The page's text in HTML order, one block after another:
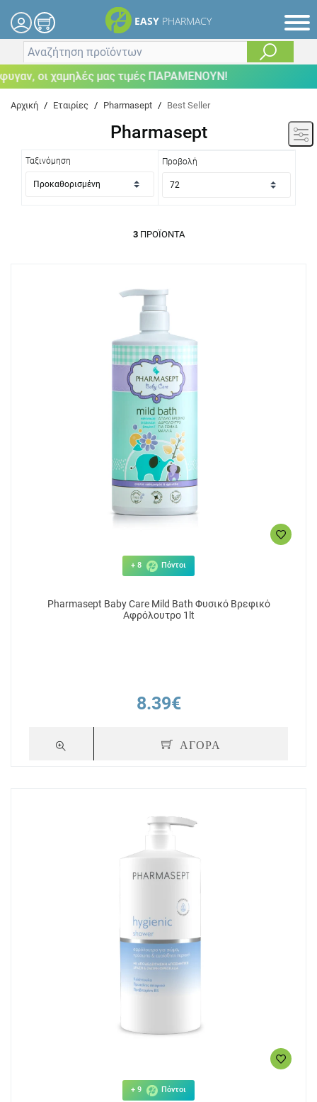
EASY PHARMACY
οι χαμηλές μας τιμές ΠΑΡΑΜΕΝΟΥΝ!
Αρχική / Εταιρίες / Pharmasept / Best Seller
Pharmasept
Ταξινόμηση Προβολή
3ΠΡΟΪΌΝΤΑ
+ 8 Πόντοι
Pharmasept Baby Care Mild Bath Φυσικό Βρεφικό
Αφρόλουτρο 1lt
8.39€
ΑΓΟΡΑ
+ 9 Πόντοι